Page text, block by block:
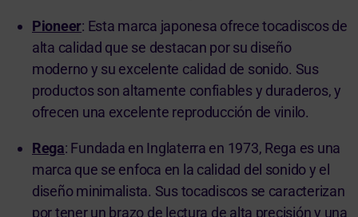
Pioneer: Esta marca japonesa ofrece tocadiscos de
alta calidad que se destacan por su diseño
moderno y su excelente calidad de sonido. Sus
productos son altamente confiables y duraderos, y
ofrecen una excelente reproducción de vinilo.
Rega: Fundada en Inglaterra en 1973, Rega es una
marca que se enfoca en la calidad del sonido y el
diseño minimalista. Sus tocadiscos se caracterizan
por tener un brazo de lectura de alta precisión y una